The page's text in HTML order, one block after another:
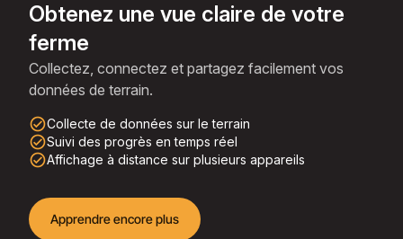
Obtenez une vue claire de votre
ferme
Collectez, connectez et partagez facilement vos
données de terrain.
check_circle_outlineCollecte de données sur le terrain
check_circle_outlineSuivi des progrès en temps réel
check_circle_outlineAffichage à distance sur plusieurs appareils
Apprendre encore plus